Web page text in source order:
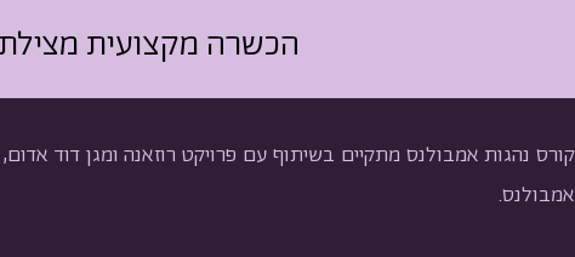
הכשרה מקצועית
אמבולנס.